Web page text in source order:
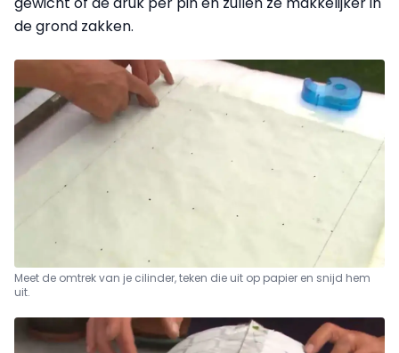
de grond zakken.
Meet de omtrek van je cilinder, teken die uit op papier en snijd hem
uit.